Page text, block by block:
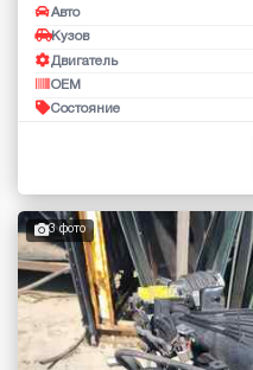
Авто
Кузов
Двигатель
OEM
Состояние
3 фото